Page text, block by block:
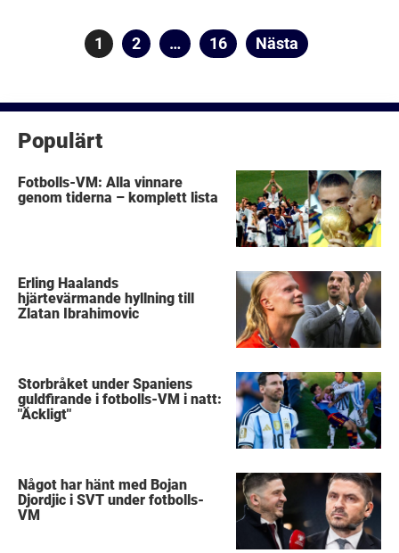
Sidnumrering
Sida
1 Sida
2 … Sida
16 Nästa
Populärt
Fotbolls-VM: Alla vinnare
genom tiderna – komplett lista
Erling Haalands
hjärtevärmande hyllning till
Zlatan Ibrahimovic
Storbråket under Spaniens
guldfirande i fotbolls-VM i natt:
"Äckligt"
Något har hänt med Bojan
Djordjic i SVT under fotbolls-
VM